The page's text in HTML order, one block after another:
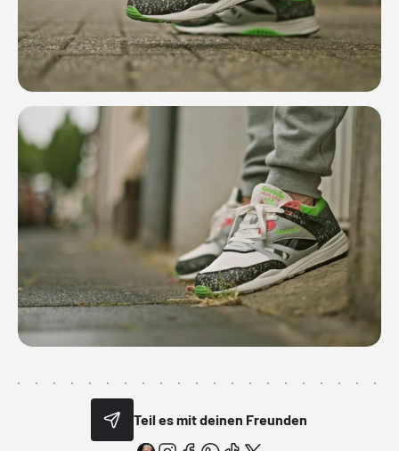
Teil es mit deinen Freunden